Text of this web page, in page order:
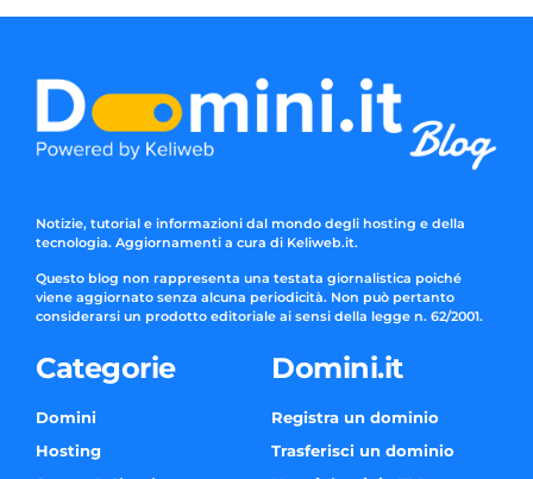
Notizie, tutorial e informazioni dal mondo degli hosting e della
tecnologia. Aggiornamenti a cura di Keliweb.it.
Questo blog non rappresenta una testata giornalistica poiché
viene aggiornato senza alcuna periodicità. Non può pertanto
considerarsi un prodotto editoriale ai sensi della legge n. 62/2001.
Categorie
Domini
Hosting
Domini.it
Registra un dominio
Trasferisci un dominio